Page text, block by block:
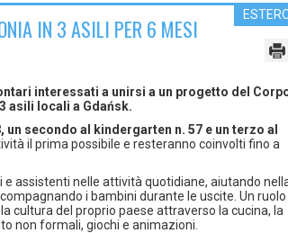
IN 3 ASILI PER 6 MESI
interessati a unirsi a un progetto del
asili locali a Gdańsk.
un secondo al kindergarten n. 57 e un terzo al
il prima possibile e resteranno coinvolti fino a
assistenti nelle attività quotidiane, aiutando
i bambini durante le uscite. Un ruolo
cultura del proprio paese attraverso la cucina, la
non formali, giochi e animazioni.